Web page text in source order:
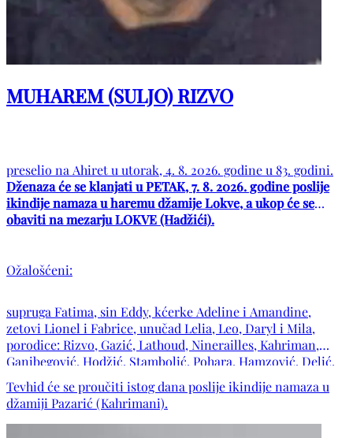
MUHAREM (SULJO) RIZVO
preselio na Ahiret u utorak, 4. 8. 2026. godine u 83. godini.
Dženaza će se klanjati u PETAK, 7. 8. 2026. godine poslije
ikindije namaza u haremu džamije Lokve, a ukop će se
obaviti na mezarju LOKVE (Hadžići).
Ožalošćeni:
supruga Fatima, sin Eddy, kćerke Adeline i Amandine,
zetovi Lionel i Fabrice, unučad Lelia, Leo, Daryl i Mila,
porodice: Rizvo, Gazić, Lathoud, Ninerailles, Kahriman,
Ganibegović, Hodžić, Stambolić, Pohara, Hamzović, Delić,
Brdarić, Benbekaï, Lokvančić, Costa te ostala mnogobrojna
rodbina, komšije i prijatelji.
Tevhid će se proučiti istog dana poslije ikindije namaza u
džamiji Pazarić (Kahrimani).